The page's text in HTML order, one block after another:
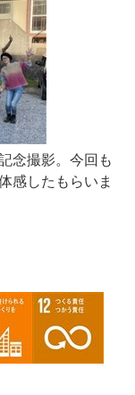
念撮影。今回も
感したもらいま